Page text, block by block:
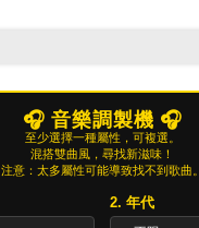
🎧 音樂調製機 🎧
至少選擇一種屬性，可複選。
混搭雙曲風，尋找新滋味！
注意：太多屬性可能導致找不到歌曲。
2. 年代